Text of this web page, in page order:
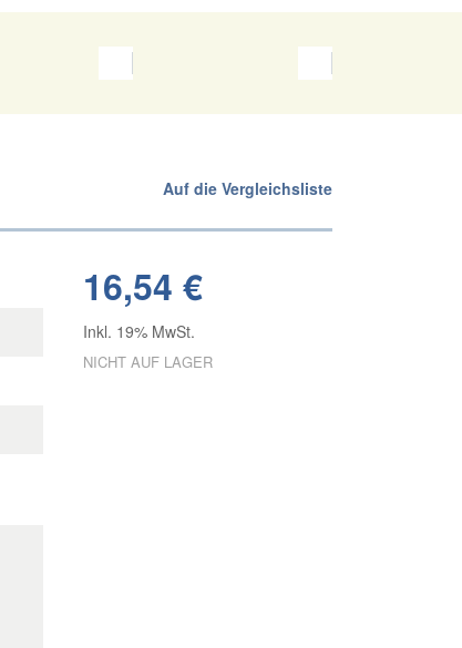
Auf die Vergleichsliste
16,54 €
Inkl. 19% MwSt.
NICHT AUF LAGER